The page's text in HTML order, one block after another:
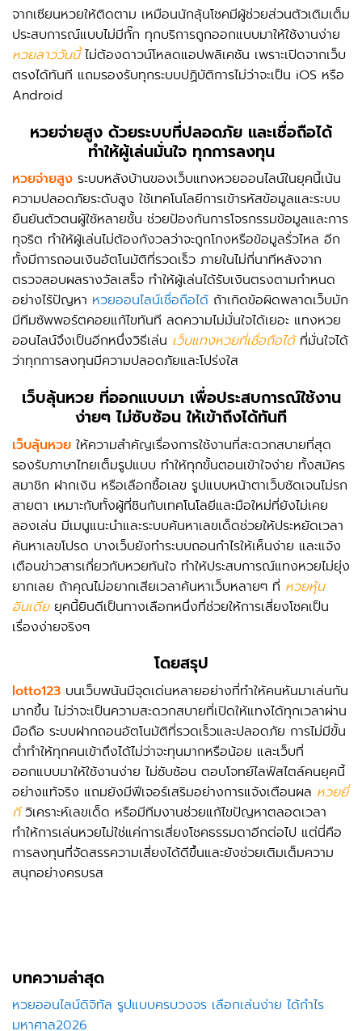
จากเซียนหวยให้ติดตาม เหมือนนักลุ้นโชคมีผู้ช่วยส่วนตัวเติมเต็ม
ประสบการณ์แบบไม่มีกั๊ก ทุกบริการถูกออกแบบมาให้ใช้งานง่าย
หวยลาววันนี้ ไม่ต้องดาวน์โหลดแอปพลิเคชัน เพราะเปิดจากเว็บ
ตรงได้ทันที แถมรองรับทุกระบบปฏิบัติการไม่ว่าจะเป็น iOS หรือ
Android
หวยจ่ายสูง ด้วยระบบที่ปลอดภัย และเชื่อถือได้
ทำให้ผู้เล่นมั่นใจ ทุกการลงทุน
หวยจ่ายสูง ระบบหลังบ้านของเว็บแทงหวยออนไลน์ในยุคนี้เน้น
ความปลอดภัยระดับสูง ใช้เทคโนโลยีการเข้ารหัสข้อมูลและระบบ
ยืนยันตัวตนผู้ใช้หลายชั้น ช่วยป้องกันการโจรกรรมข้อมูลและการ
ทุจริต ทำให้ผู้เล่นไม่ต้องกังวลว่าจะถูกโกงหรือข้อมูลรั่วไหล อีก
ทั้งมีการถอนเงินอัตโนมัติที่รวดเร็ว ภายในไม่กี่นาทีหลังจาก
ตรวจสอบผลรางวัลเสร็จ ทำให้ผู้เล่นได้รับเงินตรงตามกำหนด
อย่างไร้ปัญหา หวยออนไลน์เชื่อถือได้ ถ้าเกิดข้อผิดพลาดเว็บมัก
มีทีมซัพพอร์ตคอยแก้ไขทันที ลดความไม่มั่นใจได้เยอะ แทงหวย
ออนไลน์จึงเป็นอีกหนึ่งวิธีเล่น เว็บแทงหวยที่เชื่อถือได้ ที่มั่นใจได้
ว่าทุกการลงทุนมีความปลอดภัยและโปร่งใส
เว็บลุ้นหวย ที่ออกแบบมา เพื่อประสบการณ์ใช้งาน
ง่ายๆ ไม่ซับซ้อน ให้เข้าถึงได้ทันที
เว็บลุ้นหวย ให้ความสำคัญเรื่องการใช้งานที่สะดวกสบายที่สุด
รองรับภาษาไทยเต็มรูปแบบ ทำให้ทุกขั้นตอนเข้าใจง่าย ทั้งสมัคร
สมาชิก ฝากเงิน หรือเลือกซื้อเลข รูปแบบหน้าตาเว็บชัดเจนไม่รก
สายตา เหมาะกับทั้งผู้ที่ชินกับเทคโนโลยีและมือใหม่ที่ยังไม่เคย
ลองเล่น มีเมนูแนะนำและระบบค้นหาเลขเด็ดช่วยให้ประหยัดเวลา
ค้นหาเลขโปรด บางเว็บยังทำระบบถอนกำไรให้เห็นง่าย และแจ้ง
เตือนข่าวสารเกี่ยวกับหวยทันใจ ทำให้ประสบการณ์แทงหวยไม่ยุ่ง
ยากเลย ถ้าคุณไม่อยากเสียเวลาค้นหาเว็บหลายๆ ที่ หวยหุ้น
อินเดีย ยุคนี้ยินดีเป็นทางเลือกหนึ่งที่ช่วยให้การเสี่ยงโชคเป็น
เรื่องง่ายจริงๆ
โดยสรุป
lotto123 บนเว็บพนันมีจุดเด่นหลายอย่างที่ทำให้คนหันมาเล่นกัน
มากขึ้น ไม่ว่าจะเป็นความสะดวกสบายที่เปิดให้แทงได้ทุกเวลาผ่าน
มือถือ ระบบฝากถอนอัตโนมัติที่รวดเร็วและปลอดภัย การไม่มีขั้น
ต่ำทำให้ทุกคนเข้าถึงได้ไม่ว่าจะทุนมากหรือน้อย และเว็บที่
ออกแบบมาให้ใช้งานง่าย ไม่ซับซ้อน ตอบโจทย์ไลฟ์สไตล์คนยุคนี้
อย่างแท้จริง แถมยังมีฟีเจอร์เสริมอย่างการแจ้งเตือนผล หวยยี่
กีวิเคราะห์เลขเด็ด หรือมีทีมงานช่วยแก้ไขปัญหาตลอดเวลา
ทำให้การเล่นหวยไม่ใช่แค่การเสี่ยงโชคธรรมดาอีกต่อไป แต่นี่คือ
การลงทุนที่จัดสรรความเสี่ยงได้ดีขึ้นและยังช่วยเติมเต็มความ
สนุกอย่างครบรส
บทความล่าสุด
หวยออนไลน์ดิจิทัล รูปแบบครบวงจร เลือกเล่นง่าย ได้กำไร
มหาศาล2026